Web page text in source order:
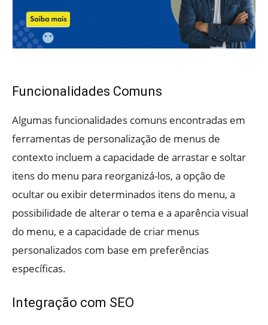
Funcionalidades Comuns
Algumas funcionalidades comuns encontradas em
ferramentas de personalização de menus de
contexto incluem a capacidade de arrastar e soltar
itens do menu para reorganizá-los, a opção de
ocultar ou exibir determinados itens do menu, a
possibilidade de alterar o tema e a aparência visual
do menu, e a capacidade de criar menus
personalizados com base em preferências
específicas.
Integração com SEO